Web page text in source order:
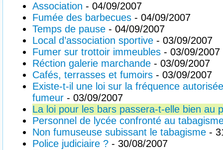
Association - 04/09/2007
Fumée des barbecues - 04/09/2007
Temps de pause - 04/09/2007
Local d’association sportive - 03/09/2007
Fumer sur trottoir immeubles - 03/09/2007
Réction galerie marchande - 03/09/2007
Cafés, terrasses et fumoirs - 03/09/2007
Existe-t-il une loi sur la fréquence
fumeur - 03/09/2007
La loi pour les bars passera-t-elle bien au
Personnel de lycée confronté au
Non fumuseuse subissant le tabagisme -
Police judiciaire ? - 30/08/2007